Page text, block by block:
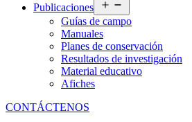
Publicaciones
el
menú
Guías de campo
Manuales
Planes de conservación
Resultados de investigación
Material educativo
Afiches
CONTÁCTENOS